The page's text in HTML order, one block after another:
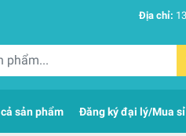
Địa chỉ:
sản phẩm Đăng ký đại lý/Mua sỉ